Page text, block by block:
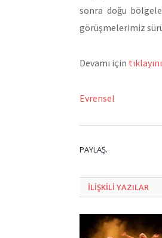
sonra doğu
görüşmelerimiz
Devamı için
Evrensel
PAYLAŞ.
ILIŞKILI YAZILAR